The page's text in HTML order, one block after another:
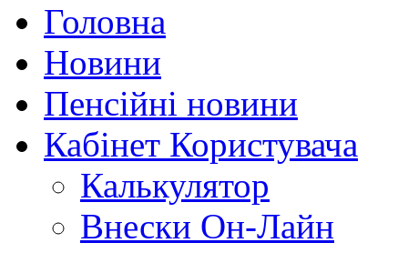
Головна
Новини
Пенсійні новини
Кабінет Користувача
Калькулятор
Внески Он-Лайн